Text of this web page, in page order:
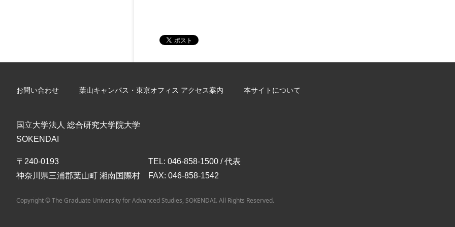
お問い合わせ 葉山キャンパス・東京オフィス アクセス案内 本サイトについて
国立大学法人 総合研究大学院大学
SOKENDAI
〒240-0193
神奈川県三浦郡葉山町 湘南国際村
TEL: 046-858-1500 / 代表
FAX: 046-858-1542
Copyright © The Graduate University for Advanced Studies, SOKENDAI. All Rights Reserved.